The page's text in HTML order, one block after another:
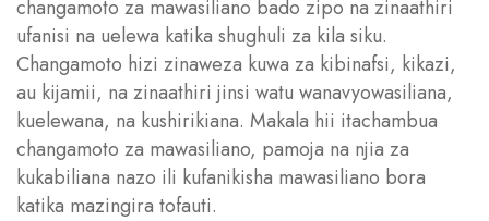
changamoto za mawasiliano bado zipo na zinaathiri
ufanisi na uelewa katika shughuli za kila siku.
Changamoto hizi zinaweza kuwa za kibinafsi, kikazi,
au kijamii, na zinaathiri jinsi watu wanavyowasiliana,
kuelewana, na kushirikiana. Makala hii itachambua
changamoto za mawasiliano, pamoja na njia za
kukabiliana nazo ili kufanikisha mawasiliano bora
katika mazingira tofauti.